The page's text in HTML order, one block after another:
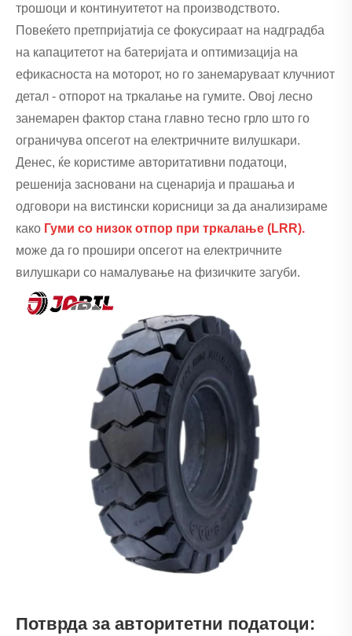
трошоци и континуитетот на производството.
Повеќето претпријатија се фокусираат на надградба
на капацитетот на батеријата и оптимизација на
ефикасноста на моторот, но го занемаруваат клучниот
детал - отпорот на тркалање на гумите. Овој лесно
занемарен фактор стана главно тесно грло што го
ограничува опсегот на електричните вилушкари.
Денес, ќе користиме авторитативни податоци,
решенија засновани на сценарија и прашања и
одговори на вистински корисници за да анализираме
како Гуми со низок отпор при тркалање (LRR).
може да го прошири опсегот на електричните
вилушкари со намалување на физичките загуби.
Потврда за авторитетни податоци: